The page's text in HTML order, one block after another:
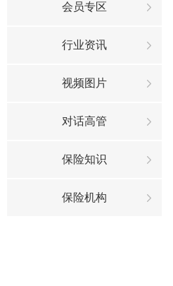
会员专区
行业资讯
视频图片
对话高管
保险知识
保险机构